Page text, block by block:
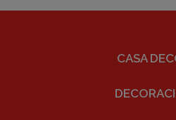
CASA